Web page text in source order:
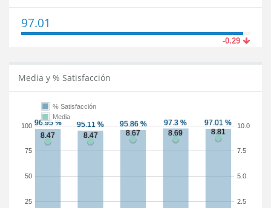
97.01
-0.29
Media y % Satisfacción
25
50
75
100
2.5
5.0
7.5
10.0
% Satisfacción
Media